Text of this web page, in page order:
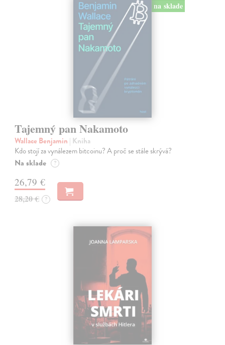
na sklade
Tajemný pan Nakamoto
Wallace Benjamin | Kniha
Kdo stojí za vynálezem bitcoinu? A proč se stále skrývá?
Na sklade ?
26,79 €
28,20 € ?